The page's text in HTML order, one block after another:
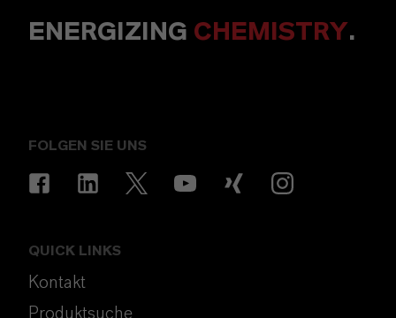
ENERGIZING CHEMISTRY.
FOLGEN SIE UNS
QUICK LINKS
Kontakt
Produktsuche